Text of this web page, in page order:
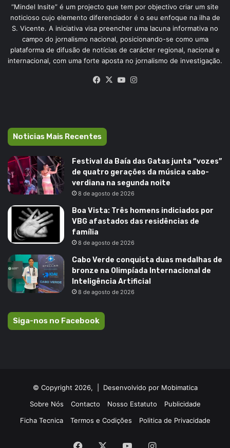
“Mindel Insite” é um projecto que tem por objectivo criar um site
noticioso cujo elemento diferenciador é o seu enfoque na ilha de
S. Vicente. A iniciativa visa preencher uma lacuna informativa no
campo do jornalismo nacional, posicionando-se como uma
plataforma de difusão de notícias de carácter regional, nacional e
internacional, com uma forte aposta no jornalismo de investigação.
Facebook
X YouTube
Noticias Mais Recentes
Festival da Baía das Gatas junta “vozes”
de quatro gerações da música cabo-
verdiana na segunda noite
8 de agosto de 2026
Boa Vista: Três homens indiciados por
VBG afastados das residências de
família
8 de agosto de 2026
Cabo Verde conquista duas medalhas de
bronze na Olimpíada Internacional de
Inteligência Artificial
8 de agosto de 2026
Siga-nos no Facebook
© Copyright 2026, | Desenvolvido por Mobimatica
Sobre Nós
Contacto Nosso Estatuto
Publicidade
Ficha Tecnica
Termos e Codições Politica de Privacidade
Facebook YouTubeInstagram